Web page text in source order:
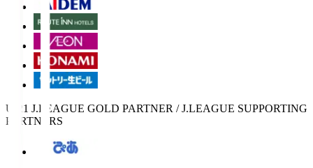
U-21 J.LEAGUE GOLD PARTNER / J.LEAGUE SUPPORTING
PARTNERS